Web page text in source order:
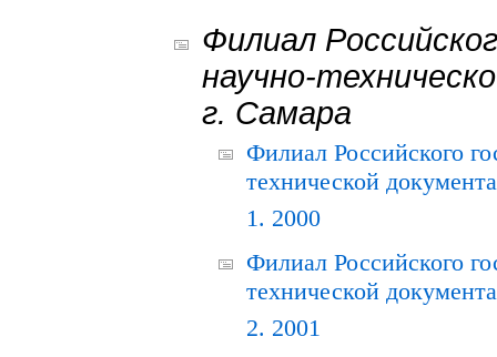
Филиал
научно-
г. Самара
Филиал Российского
технической
1. 2000
Филиал Российского
технической
2. 2001